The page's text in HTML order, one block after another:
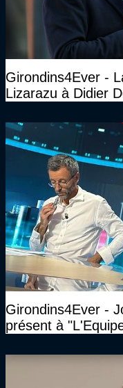
Girondins4Ever -
Lizarazu à Didier
Girondins4Ever -
présent à